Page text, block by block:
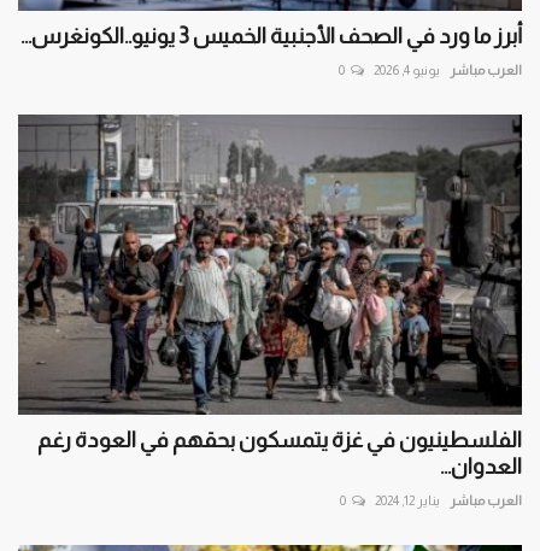
أبرز ما ورد في الصحف الأجنبية الخميس 3 يونيو..الكونغرس...
العرب مباشر يونيو 4, 2026 0
الفلسطينيون في غزة يتمسكون بحقهم في العودة رغم
العدوان...
العرب مباشر يناير 12, 2024 0